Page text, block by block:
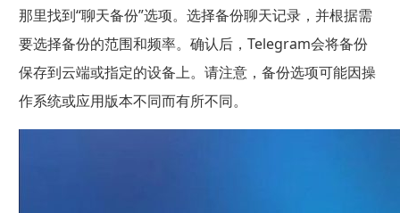
Telegram安卓版
Telegram Web版
那里找到“聊天备份”选项。选择备份聊天记录，并根据需
要选择备份的范围和频率。确认后，Telegram会将备份
保存到云端或指定的设备上。请注意，备份选项可能因操
作系统或应用版本不同而有所不同。